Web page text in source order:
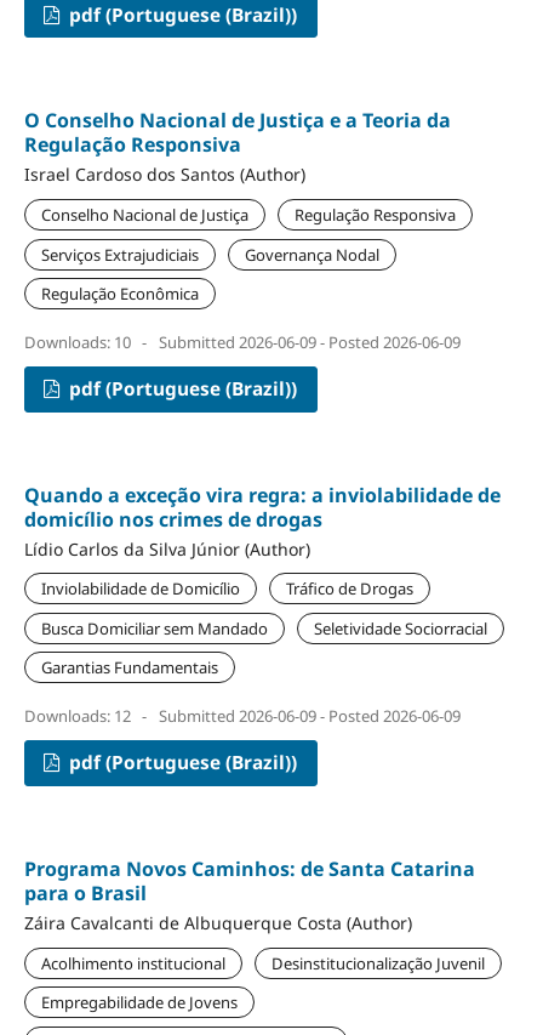
pdf (Portuguese (Brazil))
O Conselho Nacional de Justiça e a Teoria da
Regulação Responsiva
Israel Cardoso dos Santos (Author)
Conselho Nacional de Justiça
Regulação Responsiva
Serviços Extrajudiciais
Governança Nodal
Regulação Econômica
Downloads: 10 - Submitted 2026-06-09 - Posted 2026-06-09
pdf (Portuguese (Brazil))
Quando a exceção vira regra: a inviolabilidade de
domicílio nos crimes de drogas
Lídio Carlos da Silva Júnior (Author)
Inviolabilidade de Domicílio
Tráfico de Drogas
Busca Domiciliar sem Mandado
Seletividade Sociorracial
Garantias Fundamentais
Downloads: 12 - Submitted 2026-06-09 - Posted 2026-06-09
pdf (Portuguese (Brazil))
Programa Novos Caminhos: de Santa Catarina
para o Brasil
Záira Cavalcanti de Albuquerque Costa (Author)
Acolhimento institucional
Desinstitucionalização Juvenil
Empregabilidade de Jovens